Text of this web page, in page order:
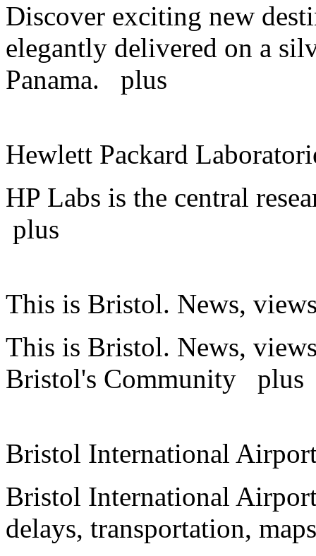
Discover exciting new
elegantly delivered on a
Panama.
plus
Hewlett Packard
HP Labs is the central
plus
This is Bristol. News,
This is Bristol. News,
Bristol's Community
plus
Bristol International
Bristol International
delays, transportation,